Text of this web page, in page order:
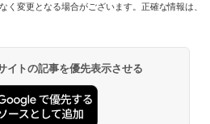
変更となる場合がございます。正確な情報は、
イトの記事を優先表示させる